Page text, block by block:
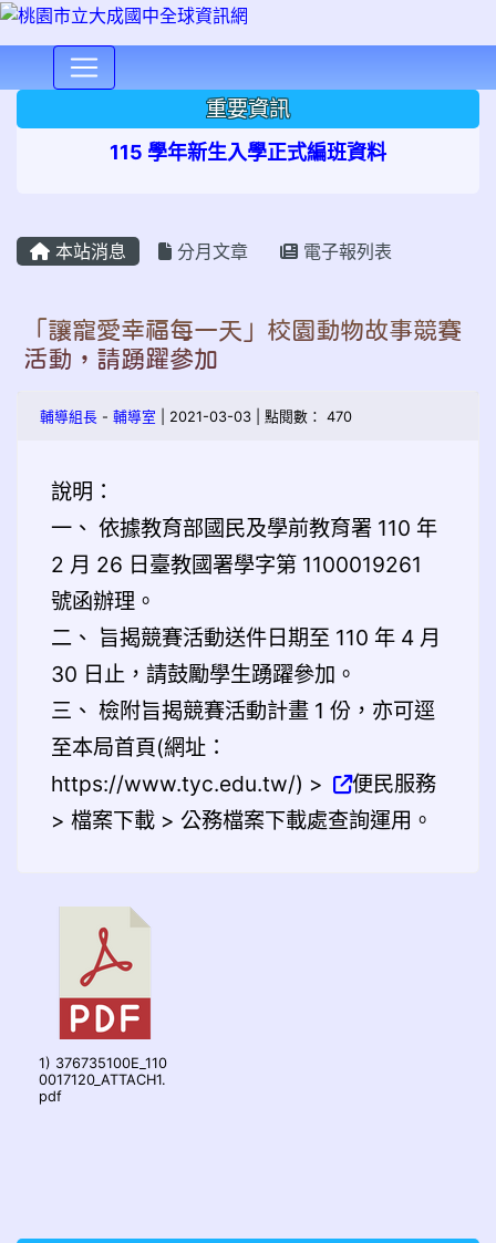
重要資訊
115 學年新生入學正式編班資料
本站消息 分月文章 電子報列表
「讓寵愛幸福每一天」校園動物故事競賽
活動，請踴躍參加
輔導組長 - 輔導室 | 2021-03-03 | 點閱數： 470
說明：
一、 依據教育部國民及學前教育署 110 年
2 月 26 日臺教國署學字第 1100019261
號函辦理。
二、 旨揭競賽活動送件日期至 110 年 4 月
30 日止，請鼓勵學生踴躍參加。
三、 檢附旨揭競賽活動計畫 1 份，亦可逕
至本局首頁(網址：
https://www.tyc.edu.tw/) >
便民服務
> 檔案下載 > 公務檔案下載處查詢運用。
1) 376735100E_110
0017120_ATTACH1.
pdf